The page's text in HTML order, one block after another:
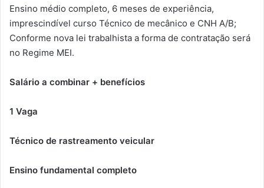
Ensino médio completo, 6 meses de experiência,
imprescindível curso Técnico de mecânico e CNH A/B;
Conforme nova lei trabalhista a forma de contratação será
no Regime MEI.
Salário a combinar + benefícios
1 Vaga
Técnico de rastreamento veicular
Ensino fundamental completo